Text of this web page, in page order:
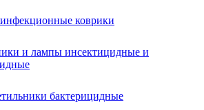
коврики
и лампы инсектицидные и
бактерицидные